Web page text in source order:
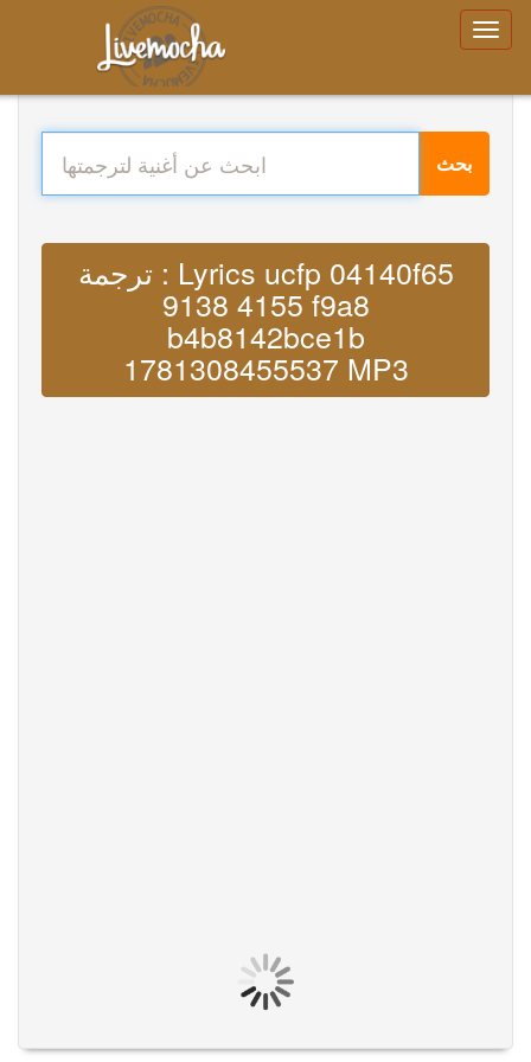
بحث
ترجمة : Lyrics ucfp 04140f65
9138 4155 f9a8
b4b8142bce1b
1781308455537 MP3